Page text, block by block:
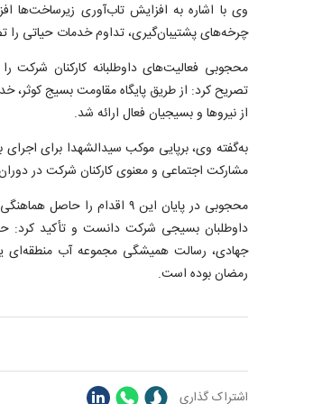
وی با اشاره به افزایش تاب‌آوری زیرساخت‌ها
چرخه‌های پشتیبان‌گیری، تداوم خدمات حیاتی را
محجوبی فعالیت‌های داوطلبانه کارکنان
تصریح کرد: از طریق پایگاه مقاومت بسیج کوثر،
از نیرو‌ها و بسیجیان فعال ارائه شد.
به‌گفته وی، برپایی موکب سیدالشهدا برای اجرای
مشارکت اجتماعی و معنوی کارکنان شرکت در
محجوبی در پایان این ۹
داوطلبان بسیجی شرکت دانست و تأکید کرد:
جهادی، رسالت همیشگی مجموعه آب
رمضان بوده است.
اشتراک گذاری